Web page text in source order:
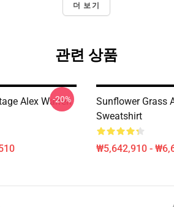
더 보기
관련 상품
Alex Warren
-20%
Sunflower Grass
Sweatshirt
₩5,642,910 -